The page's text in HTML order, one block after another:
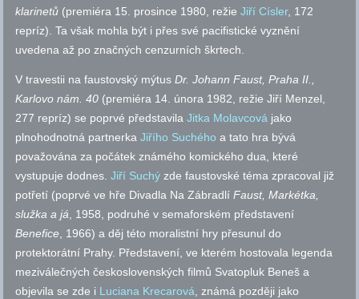
klarinetů (premiéra 15. prosince 1980, režieJiří Císler, 172
repríz). Ta však mohla být i přes své pacifistické vyznění
uvedena až po značných cenzurních škrtech.
V travestii na faustovský mýtusDr. Johann Faust, Praha II.,
Karlovo nám. 40 (premiéra 14. února 1982, režie Jiří Menzel,
277 repríz) se poprvé představilaJitka Molavcová jako
plnohodnotná partnerkaJiřího Suchého a tato hra bývá
považována za počátek známého komického dua, které
vystupuje dodnes.Jiří Suchý zde faustovské téma zpracoval již
potřetí (poprvé ve hře Divadla Na ZábradlíFaust, Markétka,
služka a já, 1958, podruhé v semaforském představení
Benefice, 1966) a děj této moralistní hry přesunul do
protektorátní Prahy. Představení, ve kterém hostovala legenda
meziválečných československých filmů Svatopluk Beneš a
objevila se zde i Luciana Krecarová, známá později jako